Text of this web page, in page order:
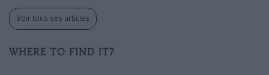
Voir tous ses articles
WHERE TO FIND IT?